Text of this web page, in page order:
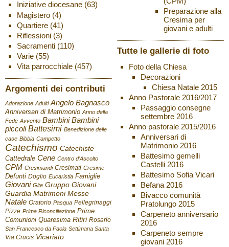
Iniziative diocesane(63)
Magistero(4)
Quartiere(41)
Riflessioni(3)
Sacramenti(110)
Varie(55)
Vita parrocchiale(457)
Argomenti dei contributi
Adorazione Adulti Angelo Bagnasco
Anniversari di Matrimonio Anno della
Fede Avvento Bambini Bambini
piccoli Battesimi Benedizione delle
case Bibbia Campetto
Catechismo Catechiste
Cattedrale Cene Centro d'Ascolto
CPM Cresimandi Cresimati Cresime
Defunti Doglio Eucaristia Famiglie
Giovani Gite Gruppo Giovani
Guardia Matrimoni Messe
Natale Oratorio Pasqua Pellegrinaggi
Pizze Prima Riconciliazione Prime
Comunioni Quaresima Ritiri Rosario
San Francesco da Paola Settimana Santa
Via Crucis Vicariato
Preparazione alla
Cresima per
giovani e adulti
Tutte le gallerie di foto
Foto della Chiesa
Decorazioni
Chiesa Natale 2015
Anno Pastorale 2016/2017
Passaggio consegne
settembre 2016
Anno pastorale 2015/2016
Anniversari di
Matrimonio 2016
Battesimo gemelli
Castelli 2016
Battesimo Sofia Vicari
Befana 2016
Bivacco comunità
Pratolungo 2015
Carpeneto anniversario
2016
Carpeneto sempre
giovani 2016